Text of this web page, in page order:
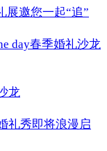
展邀您一起“追”
day春季婚礼沙龙
龙
礼秀即将浪漫启